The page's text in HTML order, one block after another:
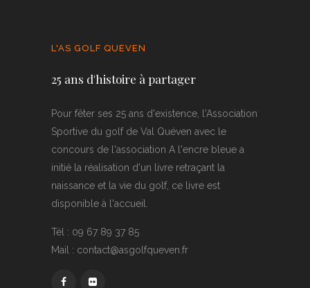
L'AS GOLF QUEVEN
25 ans d'histoire à partager
Pour fêter ses 25 ans d'existence, l'Association
Sportive du golf de Val Quéven avec le
concours de l'association A l'encre bleue a
initié la réalisation d'un livre retraçant la
naissance et la vie du golf, ce livre est
disponible à l'accueil.
Tél : 09 67 89 37 85
Mail : contact@asgolfqueven.fr